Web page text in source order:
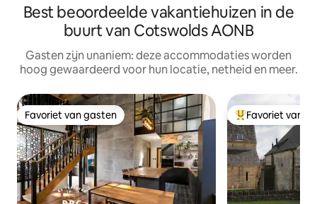
Best beoordeelde vakantiehuizen in de
buurt van Cotswolds AONB
Gasten zijn unaniem: deze accommodaties worden
hoog gewaardeerd voor hun locatie, netheid en meer.
Favoriet van gasten
Favoriet van gasten Topfavoriet van
Favoriet van